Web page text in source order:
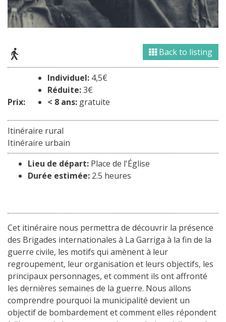
Back to listing
Prix:
Individuel: 4,5€
Réduite:3€
< 8 ans: gratuite
Itinéraire rural
Itinéraire urbain
Lieu de départ: Place de l'Église
Durée estimée: 2.5 heures
Cet itinéraire nous permettra de découvrir la présence
des Brigades internationales à La Garriga à la fin de la
guerre civile, les motifs qui amènent à leur
regroupement, leur organisation et leurs objectifs, les
principaux personnages, et comment ils ont affronté
les dernières semaines de la guerre. Nous allons
comprendre pourquoi la municipalité devient un
objectif de bombardement et comment elles répondent